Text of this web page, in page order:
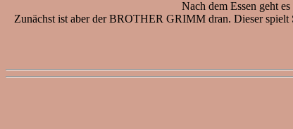
Nach dem Essen geht
Zunächst ist aber der BROTHER GRIMM dran. Dieser spielt